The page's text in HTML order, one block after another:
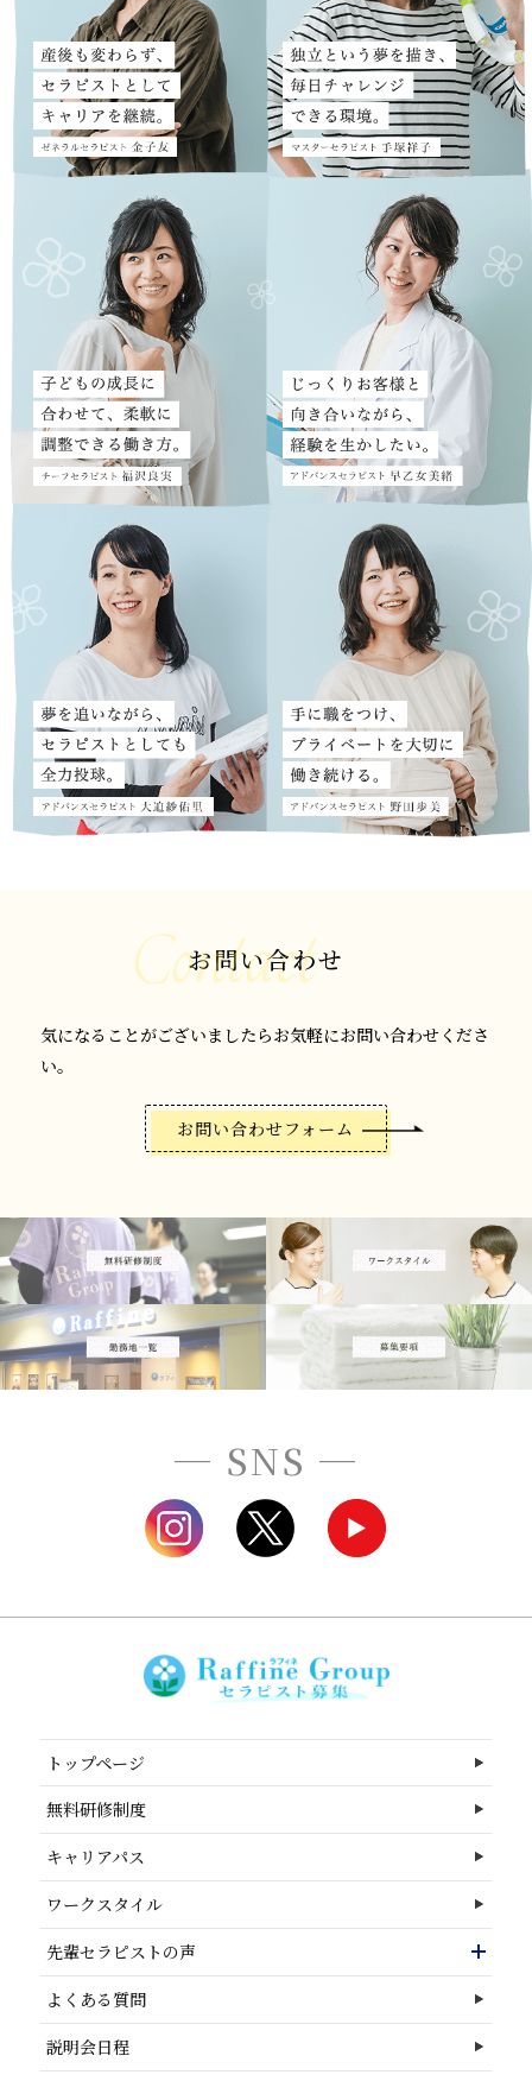
お問い合わせ
気になることがございましたらお気軽にお問い合わせくださ
い。
お問い合わせフォーム
─ SNS ─
トップページ
無料研修制度
キャリアパス
ワークスタイル
先輩セラピストの声
よくある質問
説明会日程